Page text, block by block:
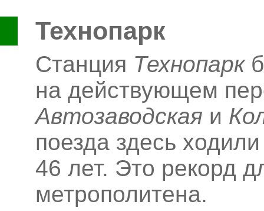
Технопарк
Станция Технопарк
на действующем
Автозаводская и
поезда здесь
46 лет. Это рекорд
метрополитена.